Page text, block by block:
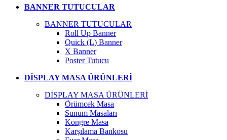
BANNER TUTUCULAR
BANNER TUTUCULAR
Roll Up Banner
Quick (L) Banner
X Banner
Poster Tutucu
DİSPLAY MASA ÜRÜNLERİ
DİSPLAY MASA ÜRÜNLERİ
Örümcek Masa
Sunum Masaları
Kongre Masa
Karşılama Bankosu